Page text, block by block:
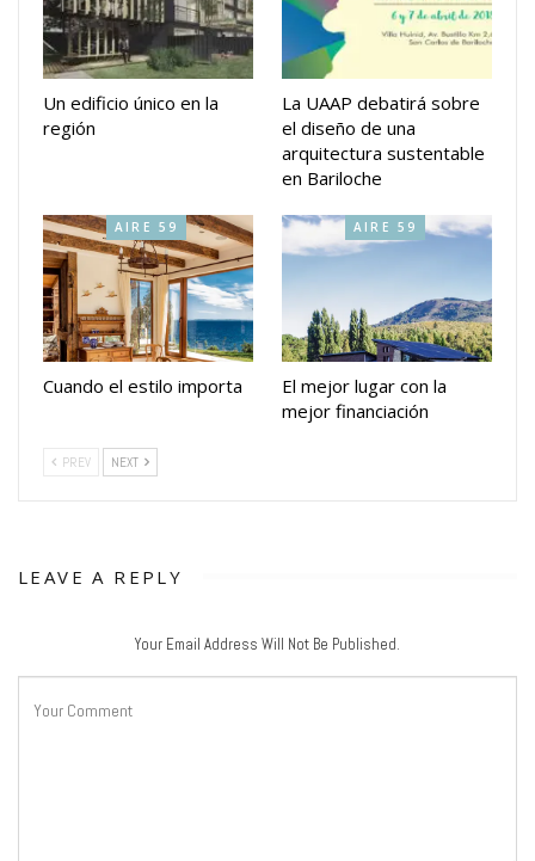
Un edificio único en la
región
La UAAP debatirá sobre
el diseño de una
arquitectura sustentable
en Bariloche
AIRE 59
Cuando el estilo importa
AIRE 59
El mejor lugar con la
mejor financiación
PREV NEXT
LEAVE A REPLY
Your Email Address Will Not Be Published.